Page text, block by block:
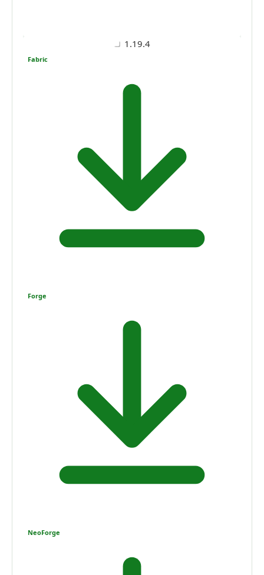
1.19.4
Fabric
Forge
NeoForge